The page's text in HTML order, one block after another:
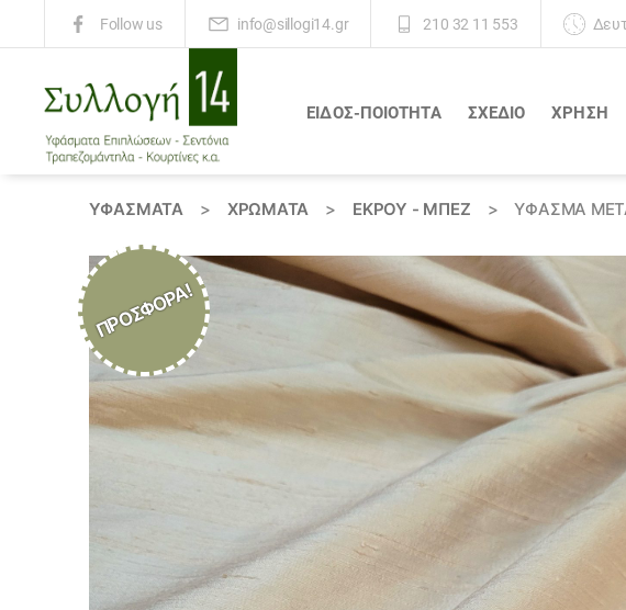
Follow us info@sillogi14.gr 210 32 11 553
ΕΙΔΟΣ-ΠΟΙΟΤΗΤΑ ΣΧΕΔΙΟ ΧΡΗΣΗ
ΥΦΆΣΜΑΤΑ > ΧΡΏΜΑΤΑ > ΕΚΡΟΥ - ΜΠΕΖ > ΎΦΑΣΜΑ
ΠΡΟΣΦΟΡΆ!